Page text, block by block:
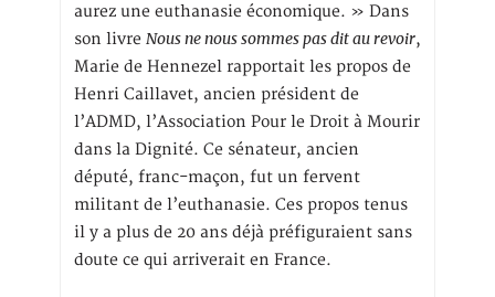
aurez une euthanasie économique. » Dans
son livre Nous ne nous sommes pas dit au revoir,
Marie de Hennezel rapportait les propos de
Henri Caillavet, ancien président de
l’ADMD, l’Association Pour le Droit à Mourir
dans la Dignité. Ce sénateur, ancien
député, franc-maçon, fut un fervent
militant de l’euthanasie. Ces propos tenus
il y a plus de 20 ans déjà préfiguraient sans
doute ce qui arriverait en France.